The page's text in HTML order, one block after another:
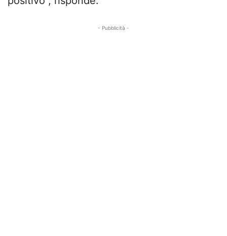
- Pubblicità -